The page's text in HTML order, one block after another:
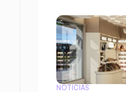
NOTÍCIAS